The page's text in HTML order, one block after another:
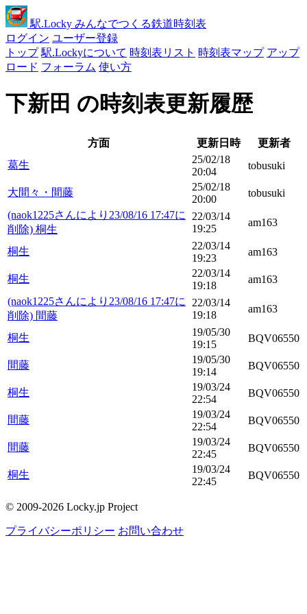
駅.Locky みんなでつくる鉄道時刻表
ログイン ユーザー登録
トップ 駅.Lockyについて 時刻表リスト 時刻表マップ アップ
ロード フォーラム 使い方
下新田 の時刻表更新履歴
方面 更新日時
更新者
葛生
25/02/18
20:04
tobusuki
大間々・間藤
25/02/18
20:00
tobusuki
(naok1225さんにより23/08/16 17:47に
削除) 桐生
22/03/14
19:25
am163
桐生
22/03/14
19:23
am163
桐生
22/03/14
19:18
am163
(naok1225さんにより23/08/16 17:47に
削除) 間藤
22/03/14
19:18
am163
桐生
19/05/30
19:15
BQV06550
間藤
19/05/30
19:14
BQV06550
桐生
19/03/24
22:54
BQV06550
間藤
19/03/24
22:54
BQV06550
間藤
19/03/24
22:45
BQV06550
桐生
19/03/24
22:45
BQV06550
© 2009-2026 Locky.jp Project
プライバシーポリシー お問い合わせ